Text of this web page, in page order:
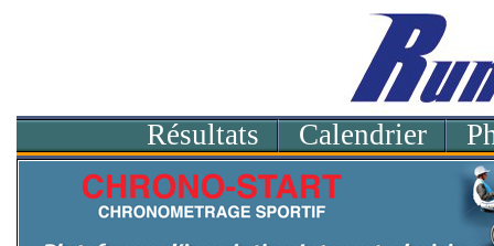
Résultats Calendrier